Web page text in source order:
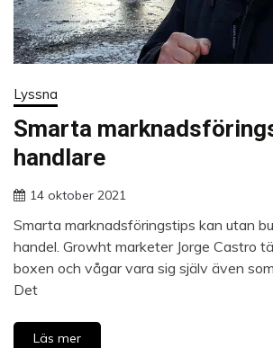
Lyssna
Smarta
handlare
14 oktober 2021
Smarta marknadsföringstips kan utan
handel. Growht marketer Jorge Castro
boxen och vågar vara sig själv även
Det
Läs mer